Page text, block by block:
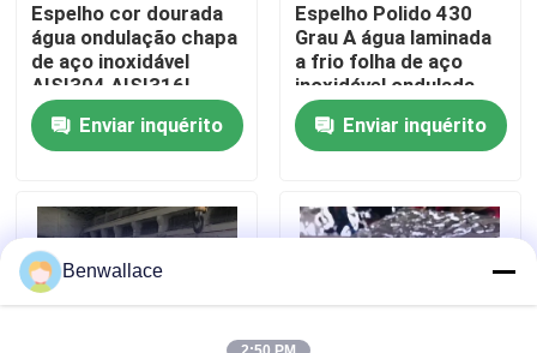
Controle de qualidade
Contacte-nos
Casos
Solicite um orçamento
Espelho cor dourada
água ondulação chapa
de aço inoxidável
AISI304 AISI316L
para decoração de
teto Enviar inquérito
Espelho Polido 430
Grau A água laminada
a frio folha de aço
inoxidável ondulada
com cor PVD
Enviar inquérito
Benwallace